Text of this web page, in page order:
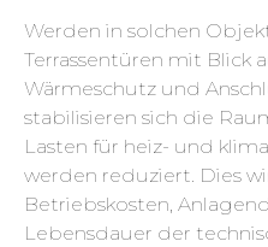
Werden in solchen
Terrassentüren mit Blick
Wärmeschutz und
stabilisieren sich die
Lasten für heiz- und
werden reduziert. Dies
Betriebskosten,
Lebensdauer der